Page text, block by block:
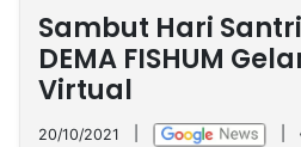
Nasional
International
Olahraga
Entertainment
Daerah
Pariwisata
Kuliner
Kolom
Network
Sambut Hari
DEMA FISHUM
Virtual
20/10/2021